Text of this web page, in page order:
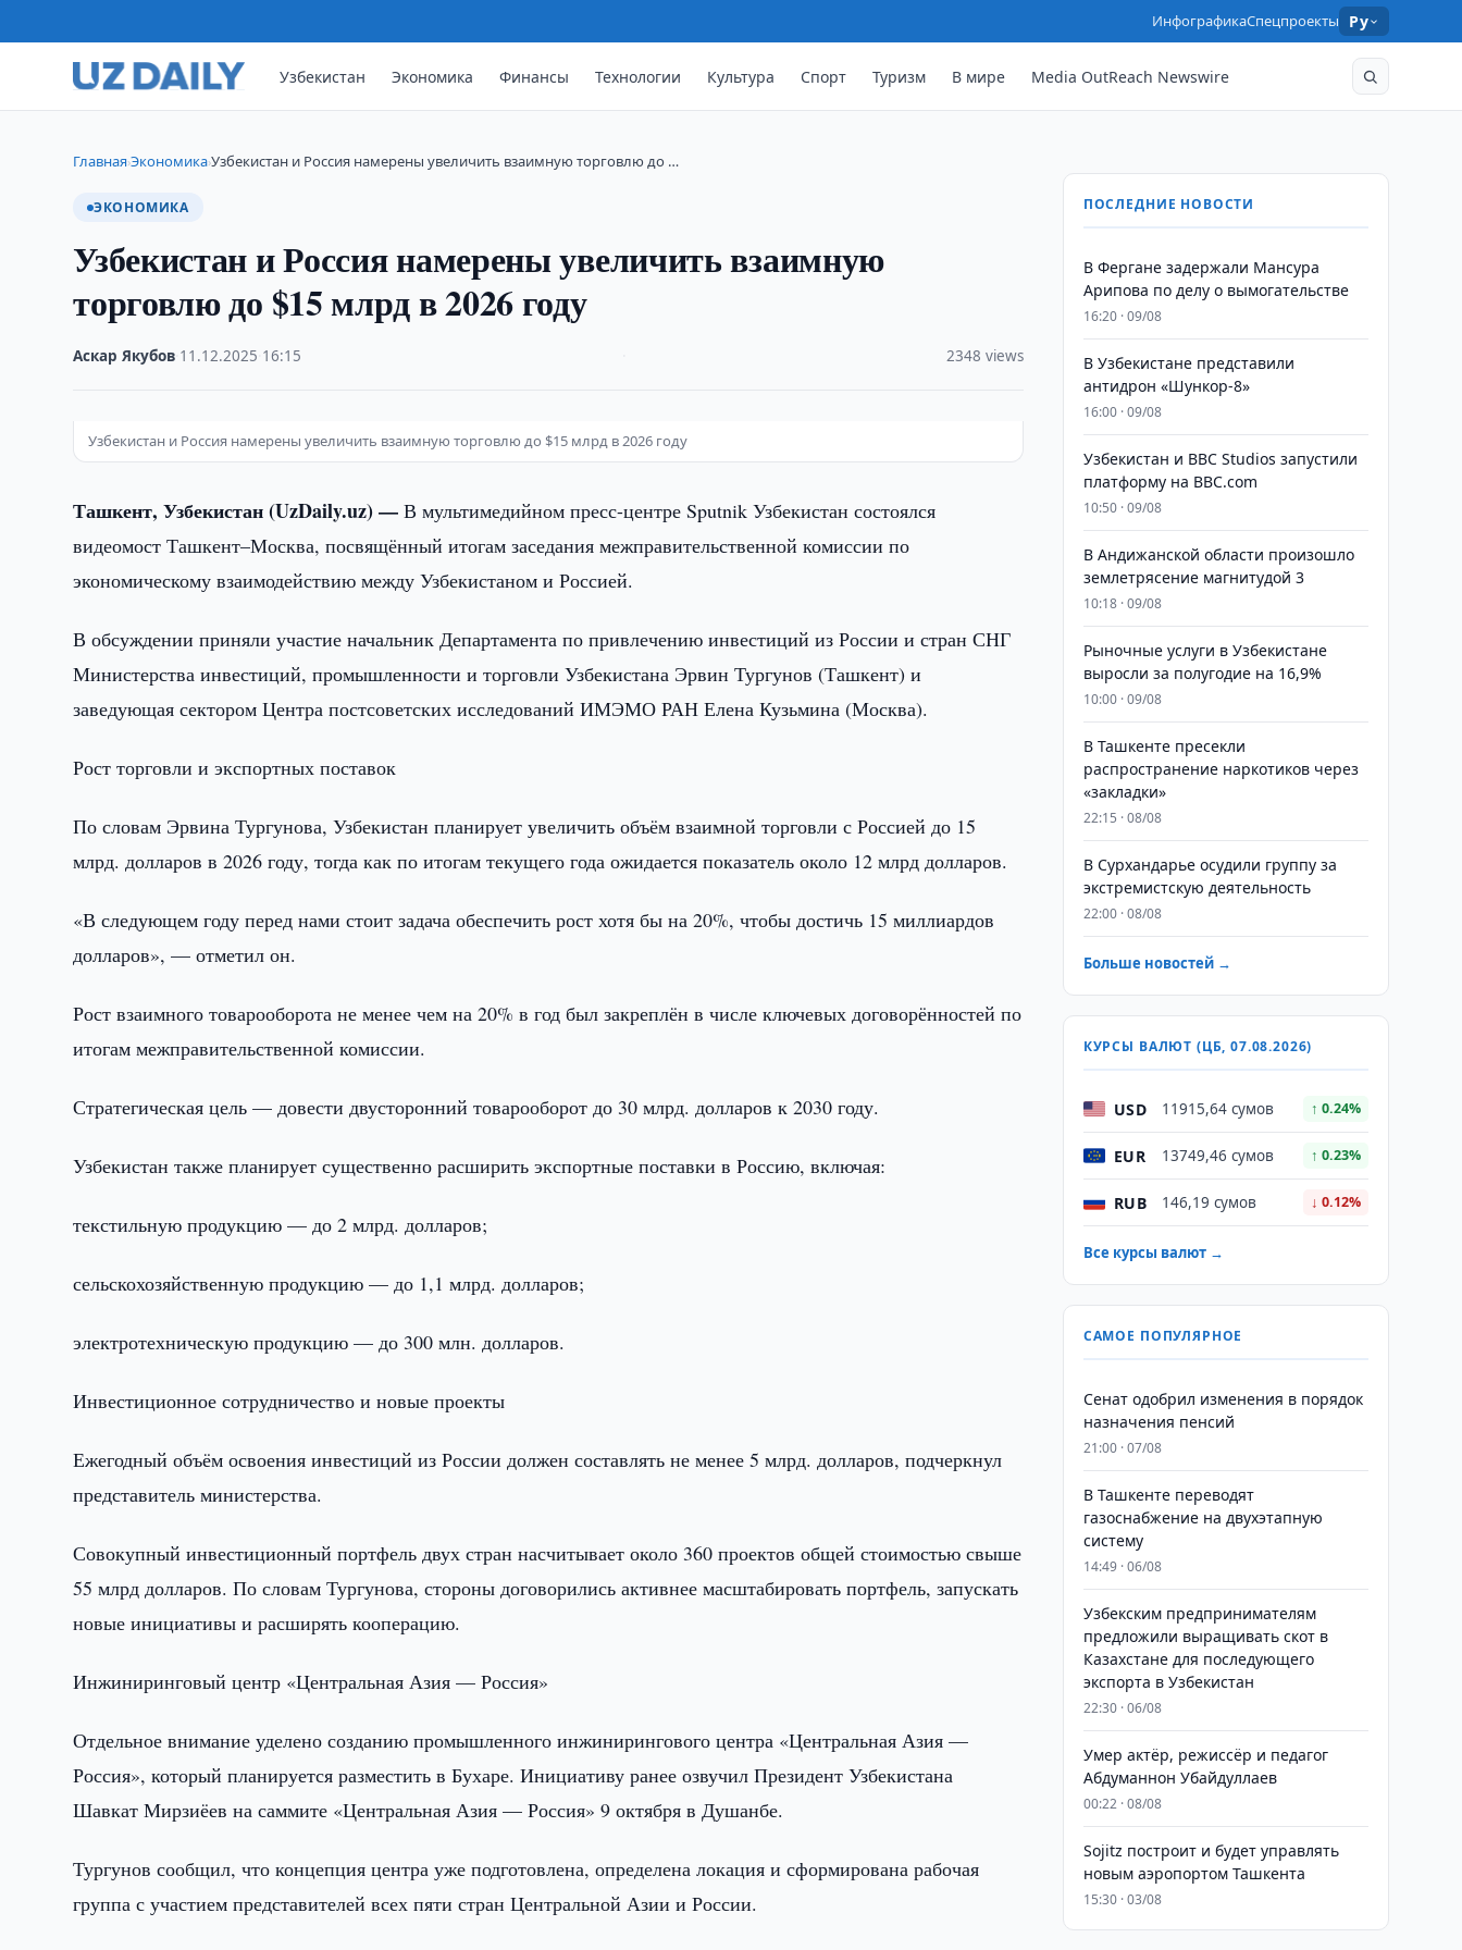
ИнфографикаСпецпроекты Ру
Узбекистан Экономика Финансы Технологии Культура Спорт Туризм В мире Media OutReach Newswire
Главная›Экономика›Узбекистан и Россия намерены увеличить взаимную торговлю до …
ЭКОНОМИКА
Узбекистан и Россия намерены увеличить взаимную
торговлю до $15 млрд в 2026 году
Аскар Якубов 11.12.2025 16:15 2348 views
Узбекистан и Россия намерены увеличить взаимную торговлю до $15 млрд в 2026 году
Ташкент, Узбекистан (UzDaily.uz) —В мультимедийном пресс-центре Sputnik Узбекистан состоялся
видеомост Ташкент–Москва, посвящённый итогам заседания межправительственной комиссии по
экономическому взаимодействию между Узбекистаном и Россией.
В обсуждении приняли участие начальник Департамента по привлечению инвестиций из России и стран СНГ
Министерства инвестиций, промышленности и торговли Узбекистана Эрвин Тургунов (Ташкент) и
заведующая сектором Центра постсоветских исследований ИМЭМО РАН Елена Кузьмина (Москва).
Рост торговли и экспортных поставок
По словам Эрвина Тургунова, Узбекистан планирует увеличить объём взаимной торговли с Россией до 15
млрд. долларов в 2026 году, тогда как по итогам текущего года ожидается показатель около 12 млрд долларов.
«В следующем году перед нами стоит задача обеспечить рост хотя бы на 20%, чтобы достичь 15 миллиардов
долларов», — отметил он.
Рост взаимного товарооборота не менее чем на 20% в год был закреплён в числе ключевых договорённостей по
итогам межправительственной комиссии.
Стратегическая цель — довести двусторонний товарооборот до 30 млрд. долларов к 2030 году.
Узбекистан также планирует существенно расширить экспортные поставки в Россию, включая:
текстильную продукцию — до 2 млрд. долларов;
сельскохозяйственную продукцию — до 1,1 млрд. долларов;
электротехническую продукцию — до 300 млн. долларов.
Инвестиционное сотрудничество и новые проекты
Ежегодный объём освоения инвестиций из России должен составлять не менее 5 млрд. долларов, подчеркнул
представитель министерства.
Совокупный инвестиционный портфель двух стран насчитывает около 360 проектов общей стоимостью свыше
55 млрд долларов. По словам Тургунова, стороны договорились активнее масштабировать портфель, запускать
новые инициативы и расширять кооперацию.
Инжиниринговый центр «Центральная Азия — Россия»
Отдельное внимание уделено созданию промышленного инжинирингового центра «Центральная Азия —
Россия», который планируется разместить в Бухаре. Инициативу ранее озвучил Президент Узбекистана
Шавкат Мирзиёев на саммите «Центральная Азия — Россия» 9 октября в Душанбе.
Тургунов сообщил, что концепция центра уже подготовлена, определена локация и сформирована рабочая
группа с участием представителей всех пяти стран Центральной Азии и России.
ПОСЛЕДНИЕ НОВОСТИ
В Фергане задержали Мансура
Арипова по делу о вымогательстве
16:20 · 09/08
В Узбекистане представили
антидрон «Шункор-8»
16:00 · 09/08
Узбекистан и BBC Studios запустили
платформу на BBC.com
10:50 · 09/08
В Андижанской области произошло
землетрясение магнитудой 3
10:18 · 09/08
Рыночные услуги в Узбекистане
выросли за полугодие на 16,9%
10:00 · 09/08
В Ташкенте пресекли
распространение наркотиков через
«закладки»
22:15 · 08/08
В Сурхандарье осудили группу за
экстремистскую деятельность
22:00 · 08/08
Больше новостей →
КУРСЫ ВАЛЮТ (ЦБ, 07.08.2026)
USD 11915,64 сумов ↑ 0.24%
EUR 13749,46 сумов ↑ 0.23%
RUB 146,19 сумов ↓ 0.12%
Все курсы валют →
САМОЕ ПОПУЛЯРНОЕ
Сенат одобрил изменения в порядок
назначения пенсий
21:00 · 07/08
В Ташкенте переводят
газоснабжение на двухэтапную
систему
14:49 · 06/08
Узбекским предпринимателям
предложили выращивать скот в
Казахстане для последующего
экспорта в Узбекистан
22:30 · 06/08
Умер актёр, режиссёр и педагог
Абдуманнон Убайдуллаев
00:22 · 08/08
Sojitz построит и будет управлять
новым аэропортом Ташкента
15:30 · 03/08